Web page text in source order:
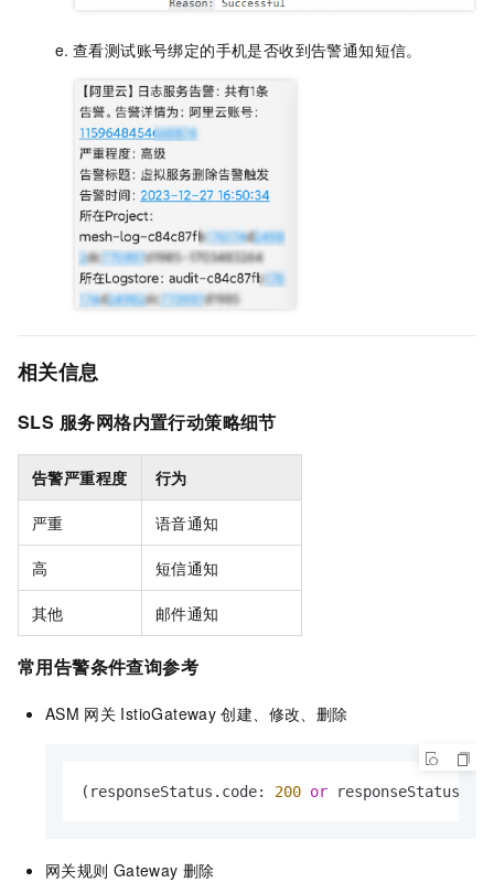
查看测试账号绑定的手机是否收到告警通知短信。
相关信息
SLS 服务网格内置行动策略细节
告警严重程度 行为
严重 语音通知
高 短信通知
其他 邮件通知
常用告警条件查询参考
ASM 网关 IstioGateway 创建、修改、删除
(responseStatus.code: 200 or
网关规则 Gateway 删除